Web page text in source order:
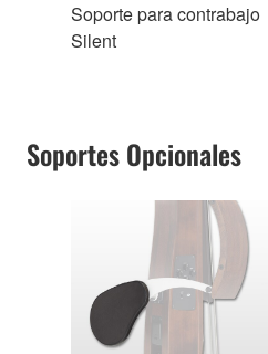
Soporte para contrabajo
Silent
Soportes Opcionales